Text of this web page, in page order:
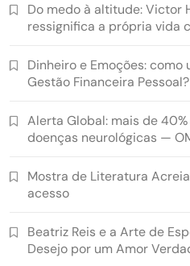
Do medo à altitude: Victor
ressignifica a própria vida
Dinheiro e Emoções:
Gestão Financeira Pessoal?
Alerta Global: mais de
doenças neurológicas —
Mostra de Literatura
acesso
Beatriz Reis e a Arte de
Desejo por um Amor